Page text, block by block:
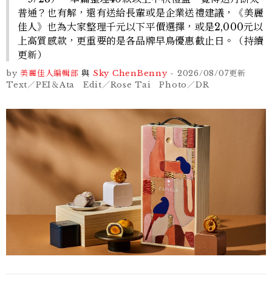
普通？也有解，還有送給長輩或是企業送禮建議，《美麗
佳人》也為大家整理千元以下平價選擇，或是2,000元以
上高質感款，更重要的是各品牌早鳥優惠截止日。（持續
更新）
by 美麗佳人編輯部 與 Sky ChenBenny- 2026/08/07更新
Text／PEI＆Ata Edit／Rose Tai Photo／DR